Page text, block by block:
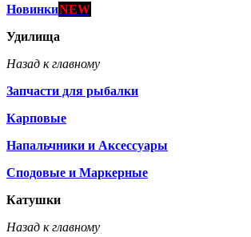
НовинкиNEW
Удилища
Назад к главному
Запчасти для рыбалки
Карповые
Напальчники и Аксессуары
Сподовые и Маркерные
Катушки
Назад к главному